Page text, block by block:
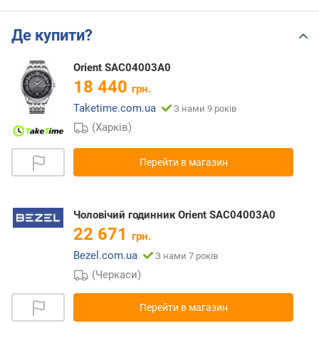
Де купити?
Orient SAC04003A0
18 440 грн.
Taketime.com.ua
З нами 9 років
(Харків)
Перейти в магазин
Чоловічий годинник Orient SAC04003A0
22 671 грн.
Bezel.com.ua
З нами 7 років
(Черкаси)
Перейти в магазин